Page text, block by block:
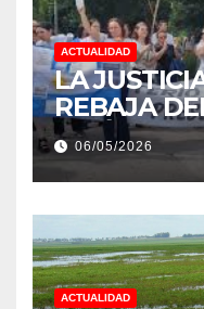
ACTUALIDAD
LA
REBAJA
ESTÍMULO
06/05/2026
ACTUALIDAD